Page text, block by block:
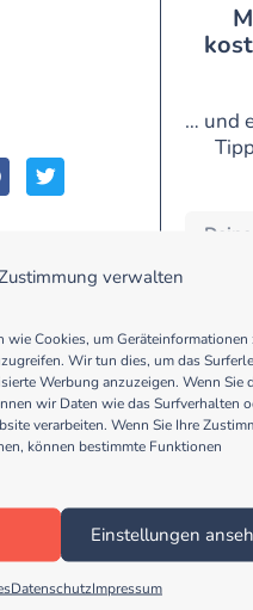
verwalten
Cookies, um Geräteinformationen
Wir tun dies, um das
Werbung anzuzeigen. Wenn Sie
wir Daten wie das Surfverhalten
verarbeiten. Wenn Sie Ihre
können bestimmte Funktionen
Einstellungen
DatenschutzImpressum
… und
Eine